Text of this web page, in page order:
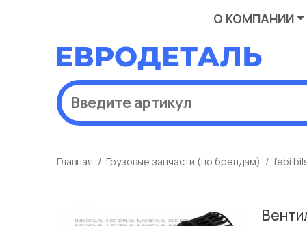
О КОМПАНИИ
Главная Грузовые запчасти (по брендам) febi